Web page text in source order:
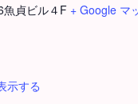
貞ビル４F + Google マ
示する